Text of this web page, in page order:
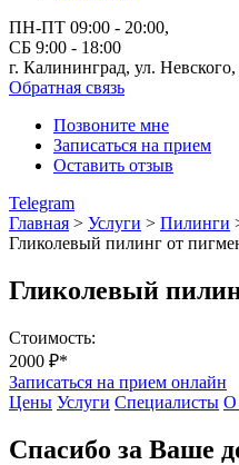
ПН-ПТ 09:00 - 20:00,
СБ 9:00 - 18:00
г. Калининград, ул. Невского,
Обратная связь
Позвоните мне
Записаться на прием
Оставить отзыв
Telegram
Главная > Услуги > Пилинги
Гликолевый пилинг от
Гликолевый
Стоимость:
2000 ₽*
Записаться на прием онлайн
Цены Услуги Специалисты О
Спасибо за Ваше